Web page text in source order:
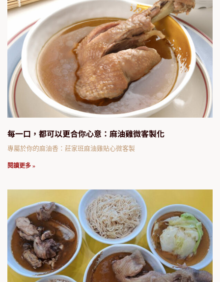
每一口，都可以更合你心意：麻油雞微客製化
專屬於你的麻油香：莊家班麻油雞貼心微客製
閱讀更多 »